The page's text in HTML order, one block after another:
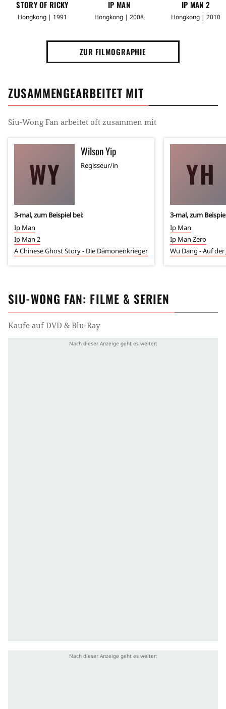
STORY OF RICKY
Hongkong | 1991
IP MAN
Hongkong | 2008
IP MAN 2
Hongkong | 2010
ZUR FILMOGRAPHIE
ZUSAMMENGEARBEITET MIT
Siu-Wong Fan arbeitet oft zusammen mit
WY
Wilson Yip
Regisseur/in
3-mal, zum Beispiel bei:
Ip Man
Ip Man 2
A Chinese Ghost Story - Die Dämonenkrieger
YH
3-mal, zum
Ip Man
Ip Man Zero
SIU-WONG FAN: FILME & SERIEN
Kaufe auf DVD & Blu-Ray